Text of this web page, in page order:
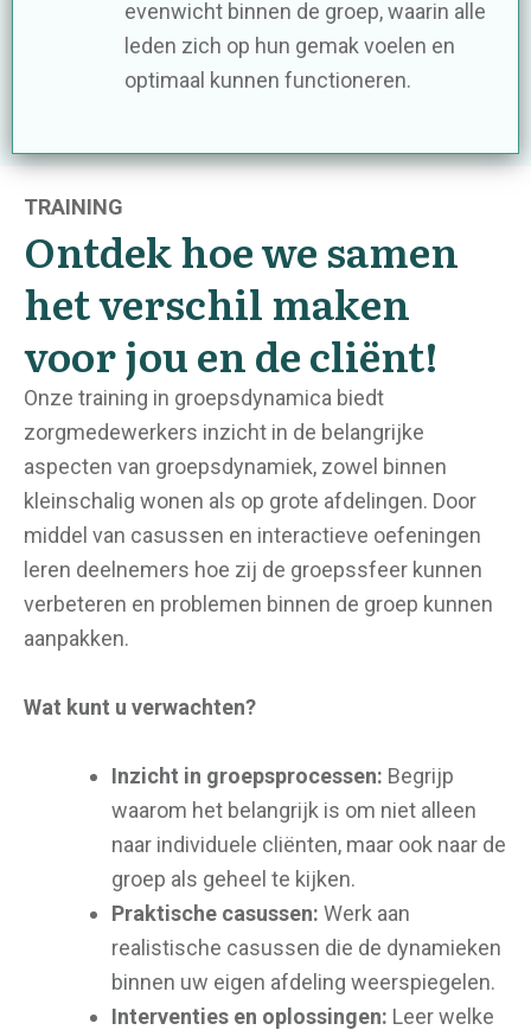
evenwicht binnen de groep, waarin alle
leden zich op hun gemak voelen en
optimaal kunnen functioneren.
TRAINING
Ontdek hoe we samen
het verschil maken
voor jou en de cliënt!
Onze training in groepsdynamica biedt
zorgmedewerkers inzicht in de belangrijke
aspecten van groepsdynamiek, zowel binnen
kleinschalig wonen als op grote afdelingen. Door
middel van casussen en interactieve oefeningen
leren deelnemers hoe zij de groepssfeer kunnen
verbeteren en problemen binnen de groep kunnen
aanpakken.
Wat kunt u verwachten?
Inzicht in groepsprocessen: Begrijp
waarom het belangrijk is om niet alleen
naar individuele cliënten, maar ook naar de
groep als geheel te kijken.
Praktische casussen: Werk aan
realistische casussen die de dynamieken
binnen uw eigen afdeling weerspiegelen.
Interventies en oplossingen: Leer welke